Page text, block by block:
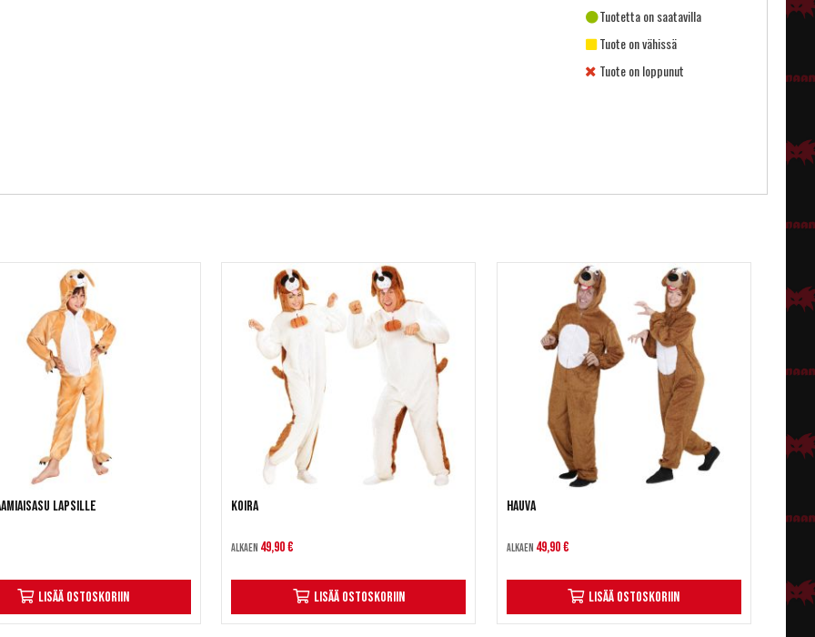
Tuotetta on saatavilla
Tuote on vähissä
Tuote on loppunut
lapsille
Lisää ostoskoriin
Koira
Alkaen 49,90 €
Lisää ostoskoriin
Hauva
Alkaen 49,90 €
Lisää ostoskoriin